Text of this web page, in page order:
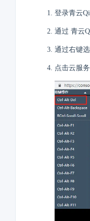
登录青云
通过 青云
通过右键
点击云服